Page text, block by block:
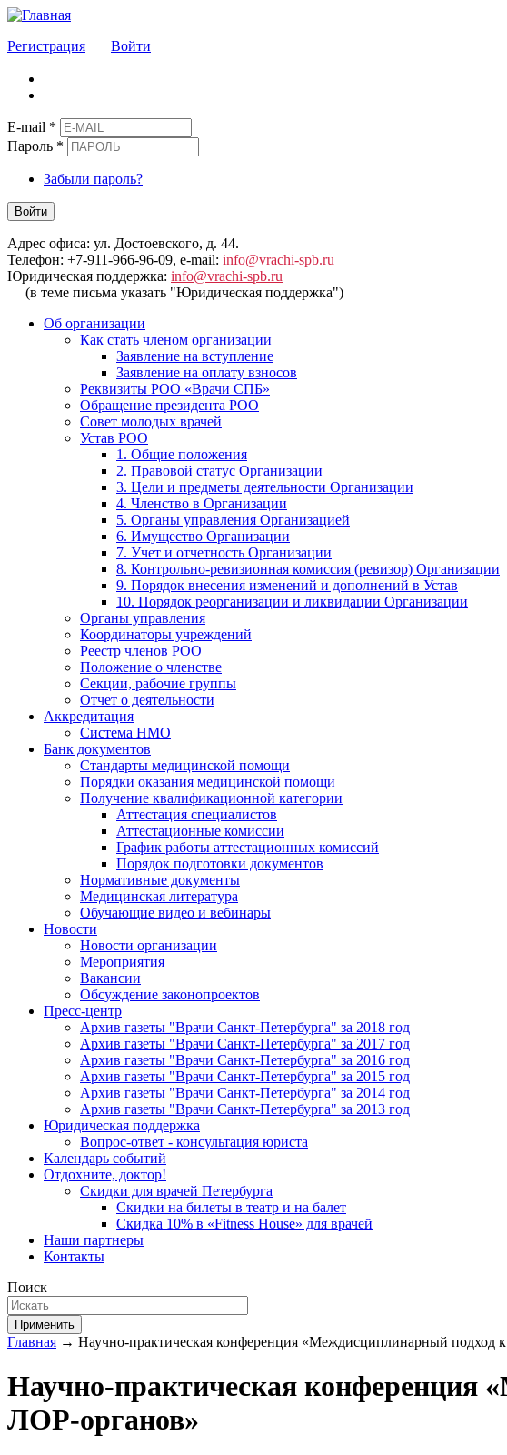
Регистрация Войти
E-mail *
Пароль *
Забыли пароль?
Войти
Адрес офиса: ул. Достоевского, д. 44.
Телефон: +7-911-966-96-09, e-mail: info@vrachi-spb.ru
Юридическая поддержка: info@vrachi-spb.ru
(в теме письма указать "Юридическая поддержка")
Об организации
Как стать членом организации
Заявление на вступление
Заявление на оплату взносов
Реквизиты РОО «Врачи СПБ»
Обращение президента РОО
Совет молодых врачей
Устав РОО
1. Общие положения
2. Правовой статус Организации
3. Цели и предметы деятельности Организации
4. Членство в Организации
5. Органы управления Организацией
6. Имущество Организации
7. Учет и отчетность Организации
8. Контрольно-ревизионная комиссия (ревизор) Организации
9. Порядок внесения изменений и дополнений в Устав
10. Порядок реорганизации и ликвидации Организации
Органы управления
Координаторы учреждений
Реестр членов РОО
Положение о членстве
Секции, рабочие группы
Отчет о деятельности
Аккредитация
Система НМО
Банк документов
Стандарты медицинской помощи
Порядки оказания медицинской помощи
Получение квалификационной категории
Аттестация специалистов
Аттестационные комиссии
График работы аттестационных комиссий
Порядок подготовки документов
Нормативные документы
Медицинская литература
Обучающие видео и вебинары
Новости
Новости организации
Мероприятия
Вакансии
Обсуждение законопроектов
Пресс-центр
Архив газеты "Врачи Санкт-Петербурга" за 2018 год
Архив газеты "Врачи Санкт-Петербурга" за 2017 год
Архив газеты "Врачи Санкт-Петербурга" за 2016 год
Архив газеты "Врачи Санкт-Петербурга" за 2015 год
Архив газеты "Врачи Санкт-Петербурга" за 2014 год
Архив газеты "Врачи Санкт-Петербурга" за 2013 год
Юридическая поддержка
Вопрос-ответ - консультация юриста
Календарь событий
Отдохните, доктор!
Скидки для врачей Петербурга
Скидки на билеты в театр и на балет
Скидка 10% в «Fitness House» для врачей
Наши партнеры
Контакты
Поиск
Применить
Главная → Научно-практическая конференция «Междисциплинарный подход
Научно-практическая конференция
ЛОР-органов»